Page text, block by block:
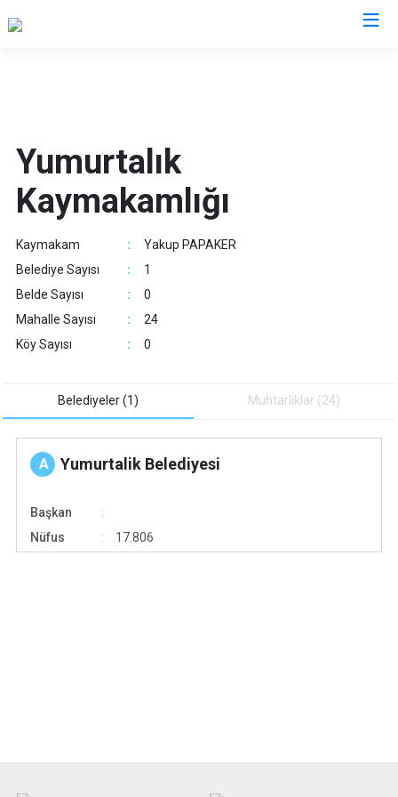
Ceyhan
Feke
İmamoğlu
Karaisalı
Karataş
Tufanbeyli
Yumurtalık
Yüreğir
Yumurtalık
Kaymakamlığı
Kaymakam :
Yakup PAPAKER
Belediye Sayısı
:
1
Belde Sayısı
:
0
Mahalle Sayısı
:
24
Köy Sayısı
: 0
Belediyeler (1) Muhtarliklar (24)
A Yumurtalik Belediyesi
Başkan
Nüfus
17.806